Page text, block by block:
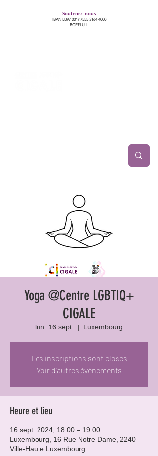
Soutenez-nous
IBAN LU97 0019 7555 3164 4000
BCEELULL
Yoga @Centre LGBTIQ+
CIGALE
lun. 16 sept.
  |
Luxembourg
Les inscriptions sont closes
Voir d'autres événements
Heure et lieu
16 sept. 2024, 18:00 – 19:00
Luxembourg, 16 Rue Notre Dame, 2240
Ville-Haute Luxembourg